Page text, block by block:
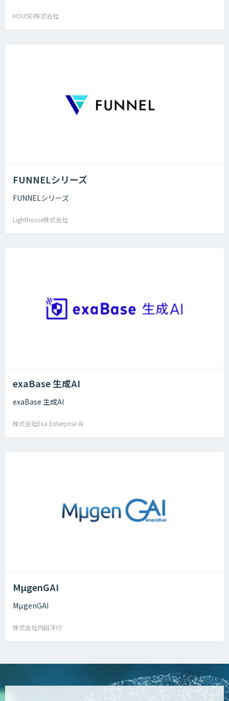
HOUSEI株式会社
FUNNELシリーズ
FUNNELシリーズ
Lighthouse株式会社
exaBase 生成AI
exaBase 生成AI
株式会社Exa Enterprise AI
MµgenGAI
MµgenGAI
株式会社内田洋行